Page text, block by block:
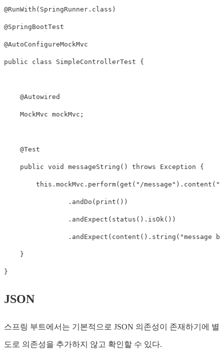
@RunWith ( SpringRunner . class )
@SpringBootTest
@AutoConfigureMockMvc
public class SimpleControllerTest {
@Autowired
MockMvc mockMvc ;
@Test
public void messageString ( ) throws Exception {
this . mockMvc . perform( get ( "/message" ) . content (
. andDo ( print ( ) )
. andExpect ( status ( ) . isOk ( ) )
. andExpect ( content ( ) . string ( "message
}
}
JSON
스프링 부트에서는 기본적으로 JSON 의존성이 존재하기에 별
도로 의존성을 추가하지 않고 확인할 수 있다.